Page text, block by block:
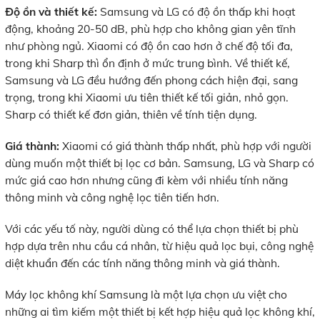
Độ ồn và thiết kế: Samsung và LG có độ ồn thấp khi hoạt
động, khoảng 20-50 dB, phù hợp cho không gian yên tĩnh
như phòng ngủ. Xiaomi có độ ồn cao hơn ở chế độ tối đa,
trong khi Sharp thì ổn định ở mức trung bình. Về thiết kế,
Samsung và LG đều hướng đến phong cách hiện đại, sang
trọng, trong khi Xiaomi ưu tiên thiết kế tối giản, nhỏ gọn.
Sharp có thiết kế đơn giản, thiên về tính tiện dụng.
Giá thành: Xiaomi có giá thành thấp nhất, phù hợp với người
dùng muốn một thiết bị lọc cơ bản. Samsung, LG và Sharp có
mức giá cao hơn nhưng cũng đi kèm với nhiều tính năng
thông minh và công nghệ lọc tiên tiến hơn.
Với các yếu tố này, người dùng có thể lựa chọn thiết bị phù
hợp dựa trên nhu cầu cá nhân, từ hiệu quả lọc bụi, công nghệ
diệt khuẩn đến các tính năng thông minh và giá thành.
Máy lọc không khí Samsung là một lựa chọn ưu việt cho
những ai tìm kiếm một thiết bị kết hợp hiệu quả lọc không khí,